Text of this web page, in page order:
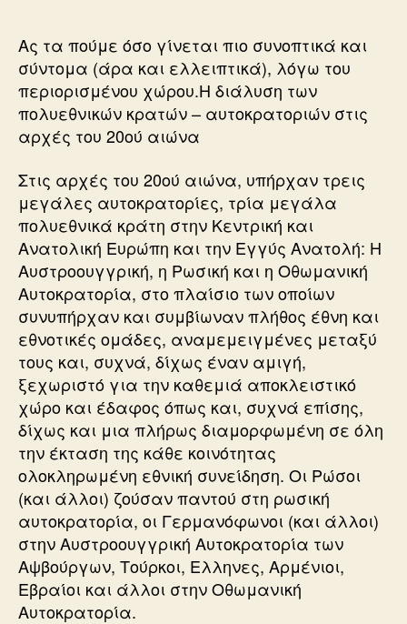
Ας τα πούμε όσο γίνεται πιο συνοπτικά και
σύντομα (άρα και ελλειπτικά), λόγω του
περιορισμένου χώρου.Η διάλυση των
πολυεθνικών κρατών – αυτοκρατοριών στις
αρχές του 20ού αιώνα
Στις αρχές του 20ού αιώνα, υπήρχαν τρεις
μεγάλες αυτοκρατορίες, τρία μεγάλα
πολυεθνικά κράτη στην Κεντρική και
Ανατολική Ευρώπη και την Εγγύς Ανατολή: Η
Αυστροουγγρική, η Ρωσική και η Οθωμανική
Αυτοκρατορία, στο πλαίσιο των οποίων
συνυπήρχαν και συμβίωναν πλήθος έθνη και
εθνοτικές ομάδες, αναμεμειγμένες μεταξύ
τους και, συχνά, δίχως έναν αμιγή,
ξεχωριστό για την καθεμιά αποκλειστικό
χώρο και έδαφος όπως και, συχνά επίσης,
δίχως και μια πλήρως διαμορφωμένη σε όλη
την έκταση της κάθε κοινότητας
ολοκληρωμένη εθνική συνείδηση. Οι Ρώσοι
(και άλλοι) ζούσαν παντού στη ρωσική
αυτοκρατορία, οι Γερμανόφωνοι (και άλλοι)
στην Αυστροουγγρική Αυτοκρατορία των
Αψβούργων, Τούρκοι, Ελληνες, Αρμένιοι,
Εβραίοι και άλλοι στην Οθωμανική
Αυτοκρατορία.